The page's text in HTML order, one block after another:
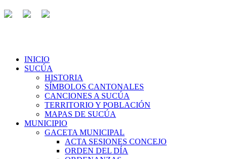
INICIO
SUCÚA
HISTORIA
SÍMBOLOS CANTONALES
CANCIONES A SUCÚA
TERRITORIO Y POBLACIÓN
MAPAS DE SUCÚA
MUNICIPIO
GACETA MUNICIPAL
ACTA SESIONES CONCEJO
ORDEN DEL DÍA